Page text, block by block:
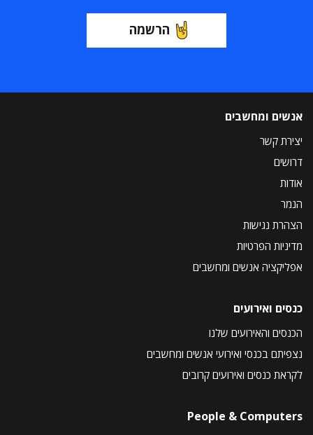
הרשמה
אנשים ומחשבים
יצירת קשר
דרושים
אודות
הנמר
הצהרת נגישות
מדיניות הפרטיות
אפליקציה אנשים ומחשבים
כנסים ואירועים
הכנסים והאירועים שלנו
נצפיתם בכנסי ואירועי אנשים ומחשבים
לקראת כנסים ואירועים קרובים
People & Computers